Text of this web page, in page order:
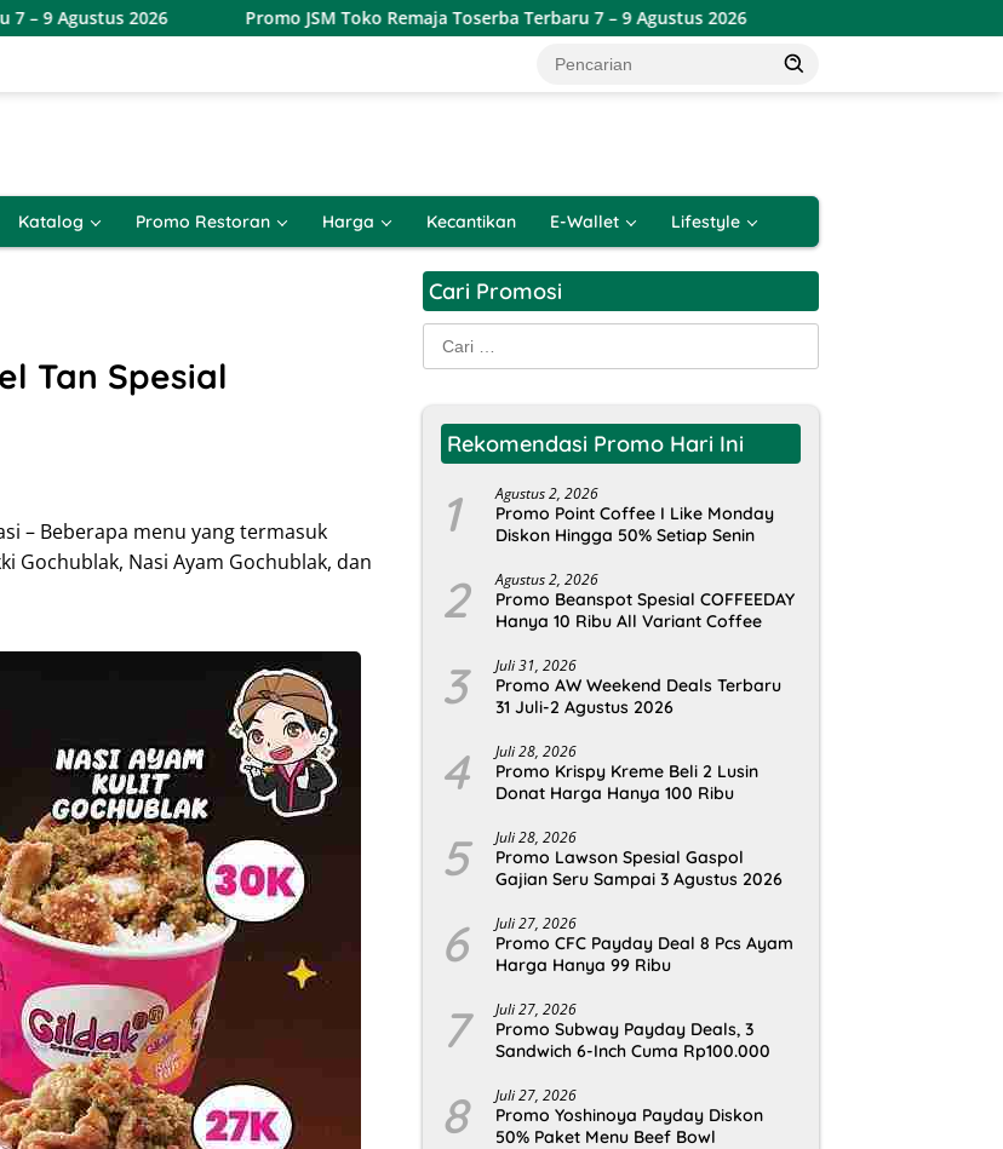
2026 Promo JSM Toko Remaja Toserba Terbaru 7 – 9 Agustus 2026 Promo Lotte Grosir Weekend
Katalog Promo Restoran Harga Kecantikan E-Wallet Lifestyle
Tan Spesial
– Beberapa menu yang termasuk
Gochublak, Nasi Ayam Gochublak, dan
Cari Promosi
Cari
untuk:
Rekomendasi Promo Hari Ini
1 Agustus 2, 2026
Promo Point Coffee I Like Monday
Diskon Hingga 50% Setiap Senin
2 Agustus 2, 2026
Promo Beanspot Spesial COFFEEDAY
Hanya 10 Ribu All Variant Coffee
3 Juli 31, 2026
Promo AW Weekend Deals Terbaru
31 Juli-2 Agustus 2026
4 Juli 28, 2026
Promo Krispy Kreme Beli 2 Lusin
Donat Harga Hanya 100 Ribu
5 Juli 28, 2026
Promo Lawson Spesial Gaspol
Gajian Seru Sampai 3 Agustus 2026
6 Juli 27, 2026
Promo CFC Payday Deal 8 Pcs Ayam
Harga Hanya 99 Ribu
7 Juli 27, 2026
Promo Subway Payday Deals, 3
Sandwich 6-Inch Cuma Rp100.000
8 Juli 27, 2026
Promo Yoshinoya Payday Diskon
50% Paket Menu Beef Bowl